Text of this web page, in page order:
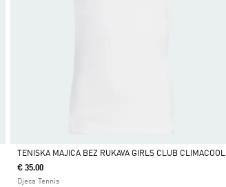
Da
TENISKA MAJICA BEZ RUKAVA GIRLS CLUB CLIMACOOL
€ 35.00
Djeca Tennis